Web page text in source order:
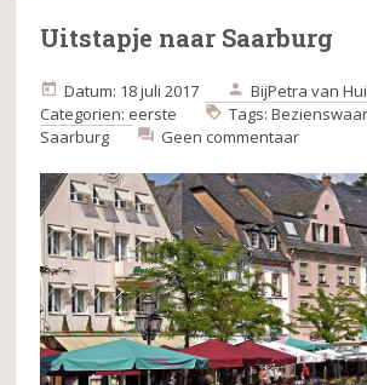
Uitstapje naar Saarburg
Datum: 18 juli 2017 BijPetra van
Categorien: eerste Tags:
Saarburg
Geen commentaar